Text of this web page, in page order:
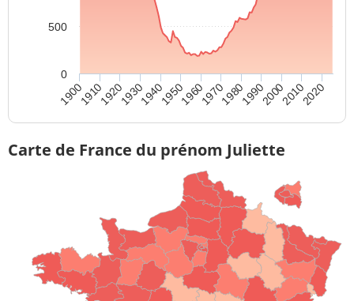
1900191019201930194019501960197019801990200020102020
0
500
Carte de France du prénom Juliette